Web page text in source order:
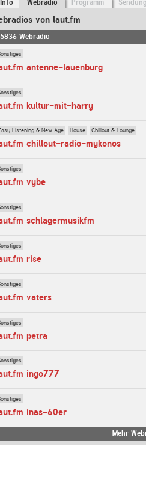
Info Webradio Programm
von laut.fm
Webradio
antenne-lauenburg
kultur-mit-harry
Listening & New Age House Chillout & Lounge
chillout-radio-mykonos
vybe
schlagermusikfm
rise
vaters
petra
ingo777
inas-60er
Mehr